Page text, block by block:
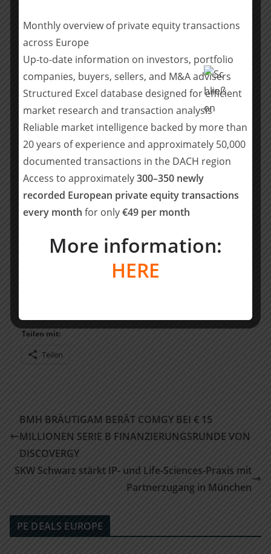
Netzwerk an über 30 Partnerlösungen weiter
ausgebaut und die Integrationstiefe gesteigert werden.
Nach ersten erfolgreichen Projekten mit
internationalen Kunden wird casavi in den kommenden
Jahren auch auf weiteren europäischen Märkten seine
Präsenz verstärken.
„Die Immobilienbewirtschaftung ist europaweit ein
bedeutender Wirtschaftsfaktor, in dem es noch dazu einen
enormen digitalen Aufholbedarf gibt. casavi ist in einer
ausgezeichneten Ausgangslage, um das digitale Property
Management der Zukunft maßgeblich durch Innovation und
Kundenorientierung zu prägen. Wir freuen uns sehr, das
begleiten zu dürfen.“ – Tim Kindt, Investment Partner bei
Teilen mit:
Teilen
BMH BRÄUTIGAM BERÄT COMGY BEI € 15
MILLIONEN SERIE B FINANZIERUNGSRUNDE VON
DISCOVERGY
SKW Schwarz stärkt IP- und Life-Sciences-Praxis mit
Partnerzugang in München
PE DEALS EUROPE
Monthly overview of private equity transactions
across Europe
Up-to-date information on investors, portfolio
companies, buyers, sellers, and M&A advisers
Structured Excel database designed for efficient
market research and transaction analysis
Reliable market intelligence backed by more than
20 years of experience and approximately 50,000
documented transactions in the DACH region
Access to approximately300–350 newly
recorded European private equity transactions
every month for only€49 per month
More information:
HERE